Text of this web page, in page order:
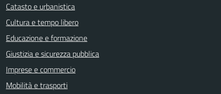
Catasto e urbanistica
Cultura e tempo libero
Educazione e formazione
Giustizia e sicurezza pubblica
Imprese e commercio
Mobilità e trasporti